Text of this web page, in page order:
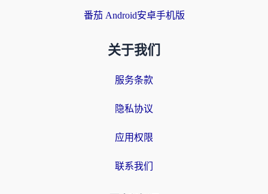
番茄 Android安卓手机版
关于我们
服务条款
隐私协议
应用权限
联系我们